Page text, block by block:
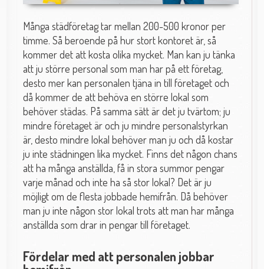
Många städföretag tar mellan 200-500 kronor per
timme. Så beroende på hur stort kontoret är, så
kommer det att kosta olika mycket. Man kan ju tänka
att ju större personal som man har på ett företag,
desto mer kan personalen tjäna in till företaget och
då kommer de att behöva en större lokal som
behöver städas. På samma sätt är det ju tvärtom; ju
mindre företaget är och ju mindre personalstyrkan
är, desto mindre lokal behöver man ju och då kostar
ju inte städningen lika mycket. Finns det någon chans
att ha många anställda, få in stora summor pengar
varje månad och inte ha så stor lokal? Det är ju
möjligt om de flesta jobbade hemifrån. Då behöver
man ju inte någon stor lokal trots att man har många
anställda som drar in pengar till företaget.
Fördelar med att personalen jobbar